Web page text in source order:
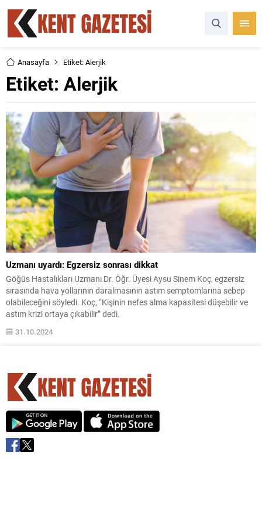
Anasayfa Etiket: Alerjik
Etiket: Alerjik
Uzmanı uyardı: Egzersiz sonrası dikkat
Göğüs Hastalıkları Uzmanı Dr. Öğr. Üyesi Aysu Sinem Koç, egzersiz
sırasında hava yollarının daralmasının astım semptomlarına sebep
olabileceğini söyledi. Koç, “Kişinin nefes alma kapasitesi düşebilir ve
astım krizi ortaya çıkabilir” dedi.
31.10.2024